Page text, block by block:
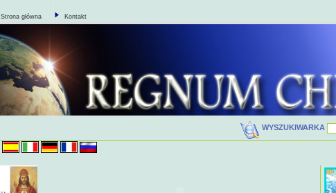
Strona główna Kontakt
WYSZUKIWARKA